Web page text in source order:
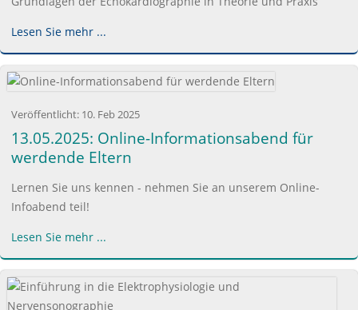
Lesen Sie mehr ...
Veröffentlicht: 10. Feb 2025
13.05.2025: Online-Informationsabend für
werdende Eltern
Lernen Sie uns kennen - nehmen Sie an unserem Online-
Infoabend teil!
Lesen Sie mehr ...